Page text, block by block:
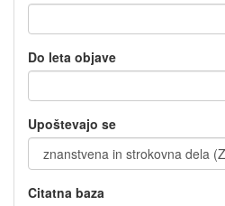
Do leta objave
Upoštevajo se
Citatna baza